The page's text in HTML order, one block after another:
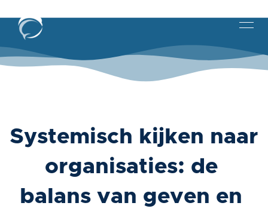
Systemisch kijken naar
organisaties: de
balans van geven en